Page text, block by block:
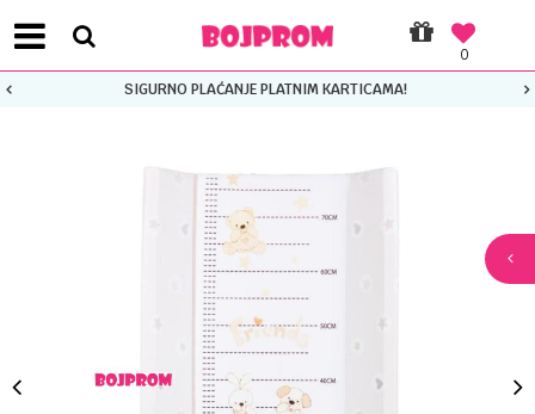
0
SIGURNO PLAĆANJE PLATNIM KARTICAMA!